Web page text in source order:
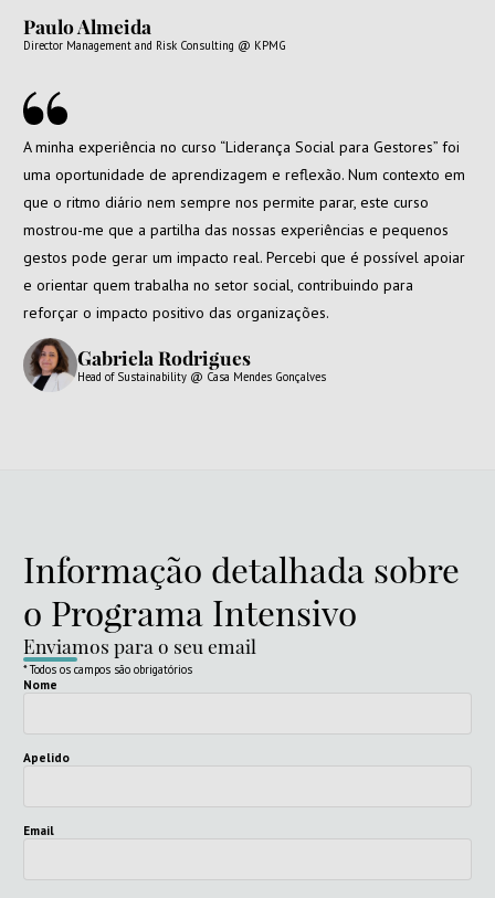
Paulo Almeida
Director Management and Risk Consulting @ KPMG
A minha experiência no curso “Liderança Social para Gestores” foi
uma oportunidade de aprendizagem e reflexão. Num contexto em
que o ritmo diário nem sempre nos permite parar, este curso
mostrou-me que a partilha das nossas experiências e pequenos
gestos pode gerar um impacto real. Percebi que é possível apoiar
e orientar quem trabalha no setor social, contribuindo para
reforçar o impacto positivo das organizações.
Gabriela Rodrigues
Head of Sustainability @ Casa Mendes Gonçalves
Informação detalhada sobre
o Programa Intensivo
Enviamos para o seu email
* Todos os campos são obrigatórios
Nome
Apelido
Email